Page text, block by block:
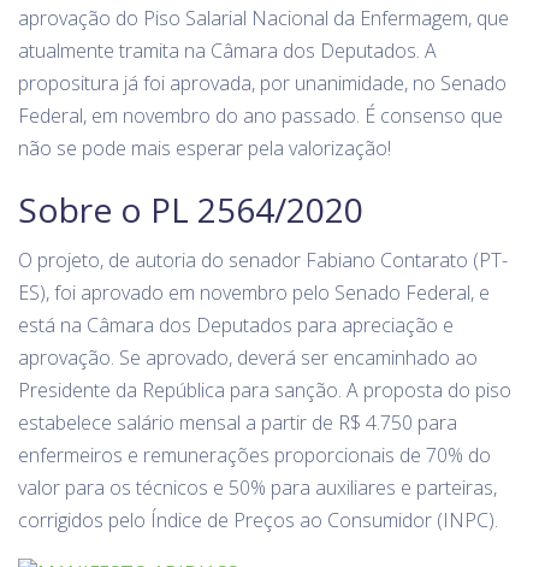
aprovação do Piso Salarial Nacional da Enfermagem, que
atualmente tramita na Câmara dos Deputados. A
propositura já foi aprovada, por unanimidade, no Senado
Federal, em novembro do ano passado. É consenso que
não se pode mais esperar pela valorização!
Sobre o PL 2564/2020
O projeto, de autoria do senador Fabiano Contarato (PT-
ES), foi aprovado em novembro pelo Senado Federal, e
está na Câmara dos Deputados para apreciação e
aprovação. Se aprovado, deverá ser encaminhado ao
Presidente da República para sanção. A proposta do piso
estabelece salário mensal a partir de R$ 4.750 para
enfermeiros e remunerações proporcionais de 70% do
valor para os técnicos e 50% para auxiliares e parteiras,
corrigidos pelo Índice de Preços ao Consumidor (INPC).